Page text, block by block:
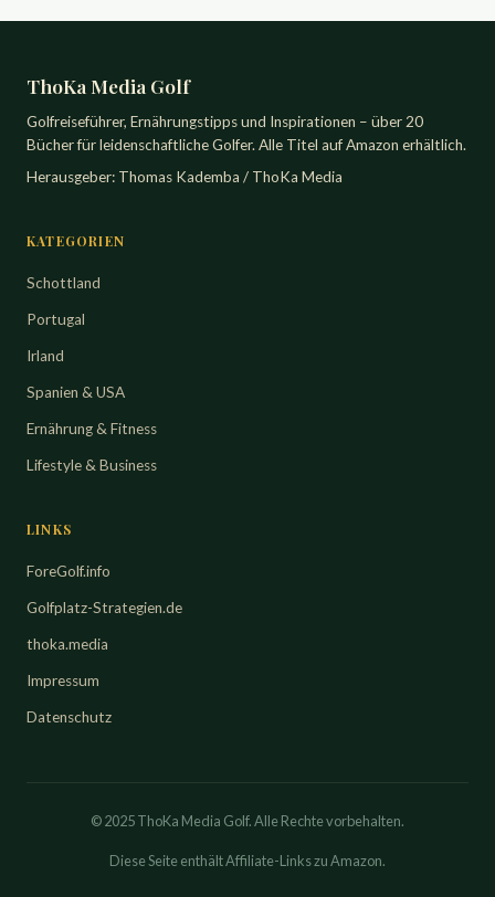
ThoKa Media Golf
Golfreiseführer, Ernährungstipps und Inspirationen – über 20
Bücher für leidenschaftliche Golfer. Alle Titel auf Amazon erhältlich.
Herausgeber: Thomas Kademba / ThoKa Media
KATEGORIEN
Schottland
Portugal
Irland
Spanien & USA
Ernährung & Fitness
Lifestyle & Business
LINKS
ForeGolf.info
Golfplatz-Strategien.de
thoka.media
Impressum
Datenschutz
© 2025 ThoKa Media Golf. Alle Rechte vorbehalten.
Diese Seite enthältAffiliate-Linkszu Amazon.